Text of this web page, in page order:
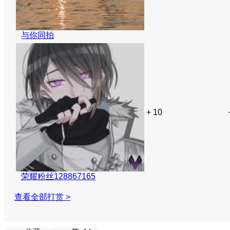
与你同拍
荣耀粉丝128867165
+ 10
查看全部打赏 >